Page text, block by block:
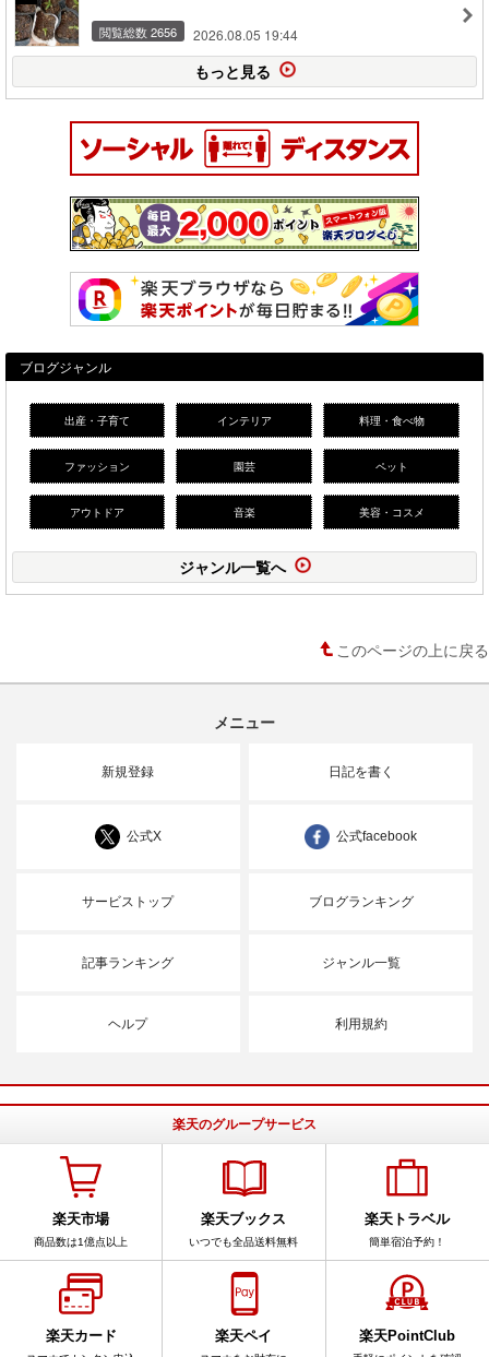
閲覧総数 2656 2026.08.05 19:44
もっと見る
ブログジャンル
出産・子育て インテリア 料理・食べ物
ファッション 園芸 ペット
アウトドア 音楽 美容・コスメ
ジャンル一覧へ
このページの上に戻る
メニュー
新規登録 日記を書く
公式X 公式facebook
サービストップ ブログランキング
記事ランキング ジャンル一覧
ヘルプ 利用規約
楽天のグループサービス
楽天市場
商品数は1億点以上
楽天ブックス
いつでも全品送料無料
楽天トラベル
簡単宿泊予約！
楽天カード 楽天ペイ 楽天PointClub